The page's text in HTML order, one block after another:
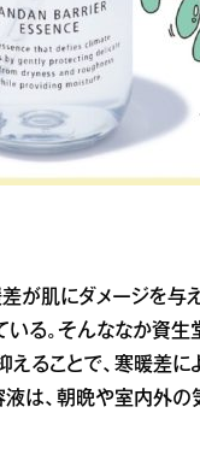
肌にダメージを与
る。そんななか資
ることで、寒暖差
は、朝晩や室内外の